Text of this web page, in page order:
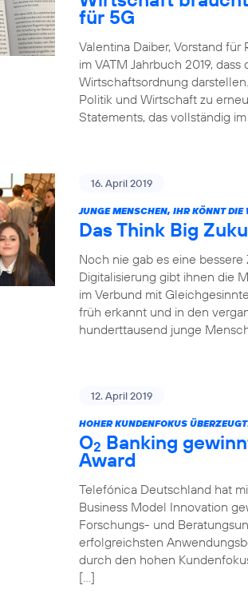
für 5G
Valentina Daiber, Vorstand
im VATM Jahrbuch 2019,
Wirtschaftsordnung
Politik und Wirtschaft zu
Statements, das vollständig
16. April 2019
JUNGE MENSCHEN, IHR KÖNNT DIE
Das Think Big
Noch nie gab es eine
Digitalisierung gibt ihnen die
im Verbund mit
früh erkannt und in den
hunderttausend junge
12. April 2019
HOHER KUNDENFOKUS
O2 Banking
Award
Telefónica Deutschland hat
Business Model Innovation
Forschungs- und
erfolgreichsten
durch den hohen
[…]